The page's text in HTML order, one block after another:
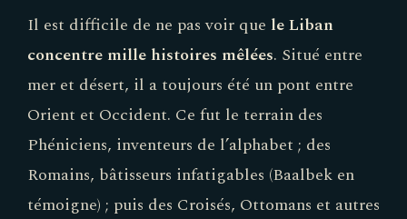
Il est difficile de ne pas voir que le Liban
concentre mille histoires mêlées. Situé entre
mer et désert, il a toujours été un pont entre
Orient et Occident. Ce fut le terrain des
Phéniciens, inventeurs de l’alphabet ; des
Romains, bâtisseurs infatigables (Baalbek en
témoigne) ; puis des Croisés, Ottomans et autres